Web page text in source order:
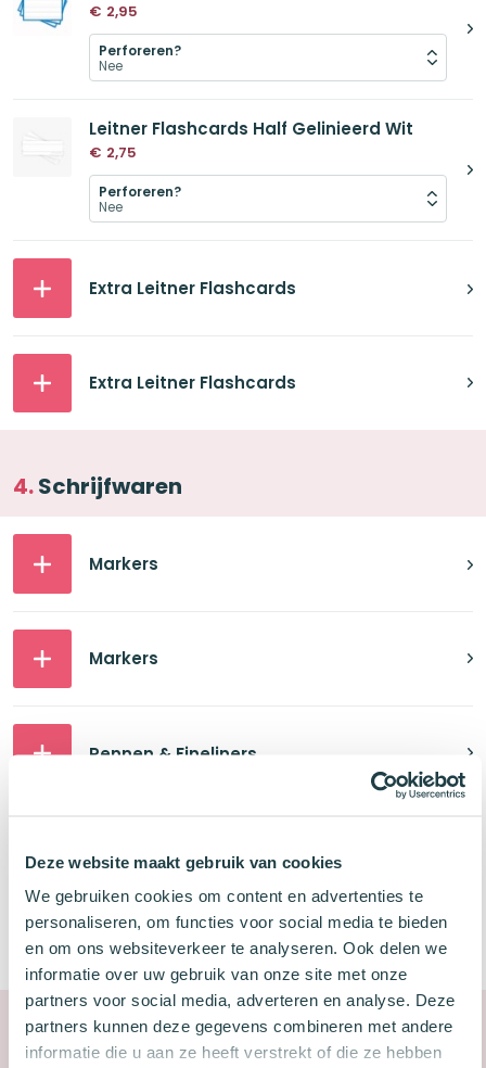
Deze website maakt gebruik van cookies
We gebruiken cookies om content en advertenties te
personaliseren, om functies voor social media te bieden
en om ons websiteverkeer te analyseren. Ook delen we
informatie over uw gebruik van onze site met onze
partners voor social media, adverteren en analyse. Deze
partners kunnen deze gegevens combineren met andere
informatie die u aan ze heeft verstrekt of die ze hebben
€ 2,95
Perforeren?
Leitner Flashcards Half Gelinieerd Wit
€ 2,75
Perforeren?
Extra Leitner Flashcards
Extra Leitner Flashcards
Schrijfwaren
Markers
Markers
Pennen & Fineliners
Etui
Subtotaal €49,95